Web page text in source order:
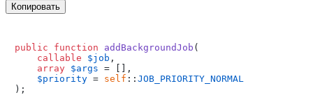
Копировать
public function addBackgroundJob (
callable
$job ,
array $args = [],
$priority = self :: JOB_PRIORITY_NORMAL
)